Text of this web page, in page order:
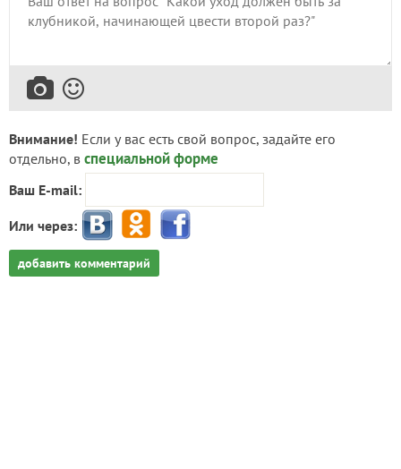
Внимание! Если у вас есть свой вопрос, задайте его
отдельно, в специальной форме
Ваш E-mail:
Или через:
добавить комментарий